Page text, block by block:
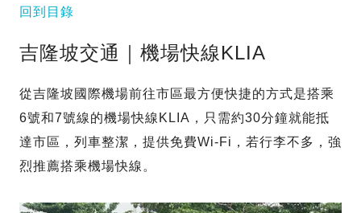
回到目錄
吉隆坡交通｜機場快線KLIA
從吉隆坡國際機場前往市區最方便快捷的方式是搭乘
6號和7號線的機場快線KLIA，只需約30分鐘就能抵
達市區，列車整潔，提供免費Wi-Fi，若行李不多，強
烈推薦搭乘機場快線。